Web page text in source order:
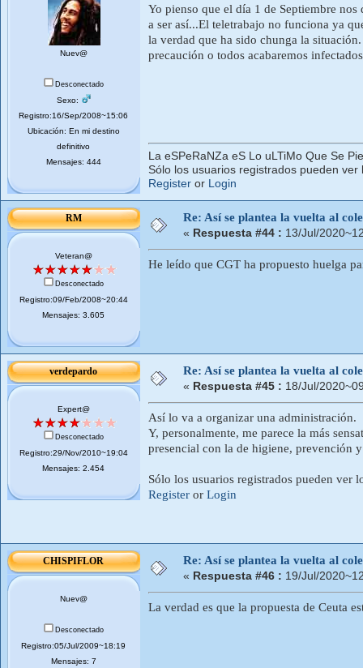
Nuev@
Desconectado
Sexo:
Registro:16/Sep/2008~15:06
Ubicación: En mi destino
definitivo
Mensajes: 444
Yo pienso que el día 1 de Septiembre
a ser así...El teletrabajo no funciona ya
la verdad que ha sido chunga la
precaución o todos acabaremos
La eSPeRaNZa eS Lo uLTiMo Que Se
Sólo los usuarios registrados pueden ver
Register or Login
RM
Veteran@
Desconectado
Registro:09/Feb/2008~20:44
Mensajes: 3.605
Re: Así se plantea la vuelta al
« Respuesta #44 : 13/Jul/
He leído que CGT ha propuesto huelga
verdepardo
Expert@
Desconectado
Registro:29/Nov/2010~19:04
Mensajes: 2.454
Re: Así se plantea la vuelta al
« Respuesta #45 : 18/Jul/
Así lo va a organizar una administración.
Y, personalmente, me parece la más
presencial con la de higiene, prevención
Sólo los usuarios registrados pueden ver
Register or Login
CHISPIFLOR
Nuev@
Desconectado
Registro:05/Jul/2009~18:19
Mensajes: 7
Re: Así se plantea la vuelta al
« Respuesta #46 : 19/Jul/
La verdad es que la propuesta de Ceuta